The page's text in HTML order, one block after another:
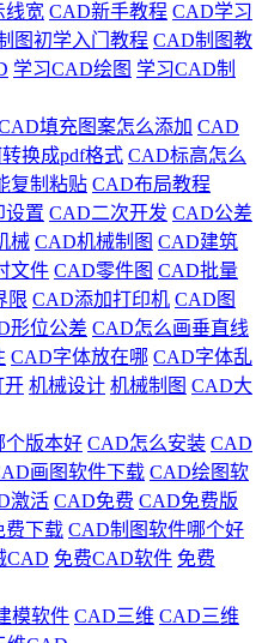
线宽 CAD新手教程 CAD学习
图初学入门教程 CAD制图教
学习CAD绘图 学习CAD制
填充图案怎么添加 CAD
换成pdf格式 CAD标高怎么
复制粘贴 CAD布局教程
设置 CAD二次开发 CAD公差
械 CAD机械制图 CAD建筑
文件 CAD零件图 CAD批量
限 CAD添加打印机 CAD图
形位公差 CAD怎么画垂直线
CAD字体放在哪 CAD字体乱
开 机械设计 机械制图 CAD大
个版本好 CAD怎么安装 CAD
画图软件下载 CAD绘图软
激活 CAD免费 CAD免费版
费下载 CAD制图软件哪个好
CAD 免费CAD软件 免费
模软件 CAD三维 CAD三维